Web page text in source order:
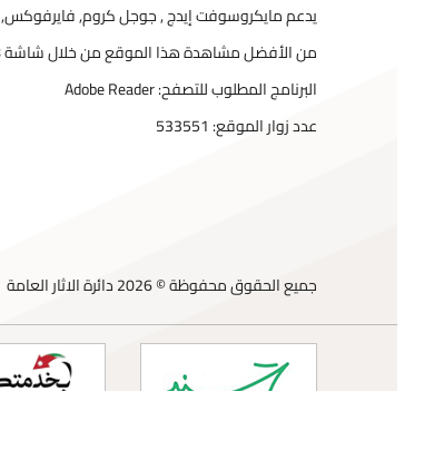
يدعم مايكروسوفت إيدج , جوجل كروم, فايرفوكس, سفاري
من الأفضل مشاهدة هذا الموقع من خلال شاشة 768 × 1366
البرنامج المطلوب للتصفح: Adobe Reader
عدد زوار الموقع:533551
جميع الحقوق محفوظة © 2026 دائرة الاثار العامة